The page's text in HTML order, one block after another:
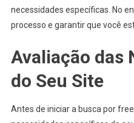
necessidades específicas. No
processo e garantir que você
Avaliação das
do Seu Site
Antes de iniciar a busca por